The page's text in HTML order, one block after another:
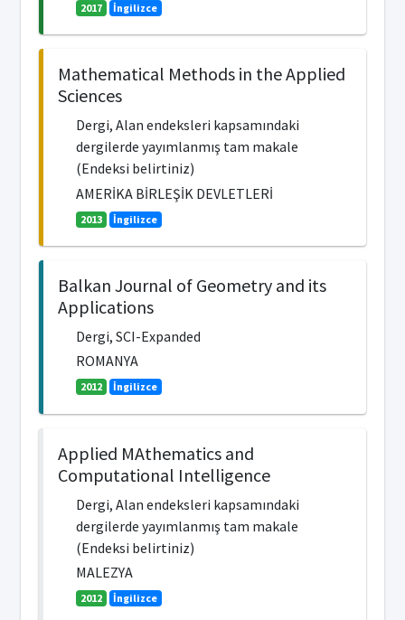
2017 İngilizce
Mathematical Methods in the Applied
Sciences
Dergi, Alan endeksleri kapsamındaki
dergilerde yayımlanmış tam makale
(Endeksi belirtiniz)
AMERİKA BİRLEŞİK DEVLETLERİ
2013 İngilizce
Balkan Journal of Geometry and its
Applications
Dergi, SCI-Expanded
ROMANYA
2012 İngilizce
Applied MAthematics and
Computational Intelligence
Dergi, Alan endeksleri kapsamındaki
dergilerde yayımlanmış tam makale
(Endeksi belirtiniz)
MALEZYA
2012 İngilizce